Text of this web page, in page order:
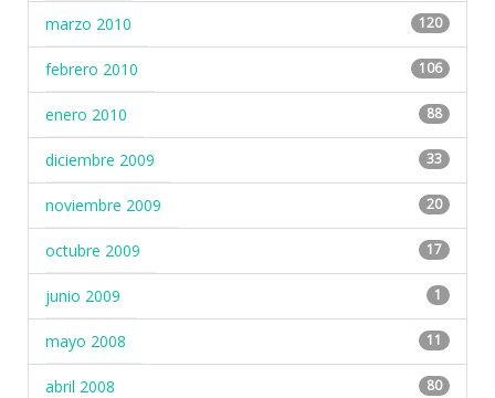
marzo 2010 120
febrero 2010 106
enero 2010 88
diciembre 2009 33
noviembre 2009 20
octubre 2009 17
junio 2009 1
mayo 2008 11
abril 2008 80